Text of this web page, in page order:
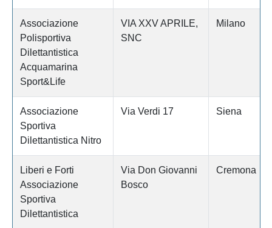
Associazione
Polisportiva
Dilettantistica
Acquamarina
Sport&Life
VIA XXV APRILE,
SNC
Milano
Associazione
Sportiva
Dilettantistica Nitro
Via Verdi 17 Siena
Liberi e Forti
Associazione
Sportiva
Dilettantistica
Via Don Giovanni
Bosco
Cremona